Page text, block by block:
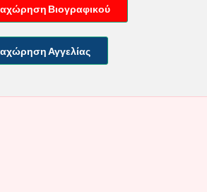
Βιογραφικού
Αγγελίας